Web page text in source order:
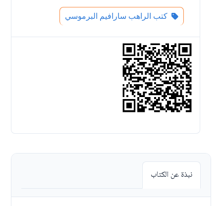
كتب الراهب سارافيم البرموسي
نبذة عن الكتاب